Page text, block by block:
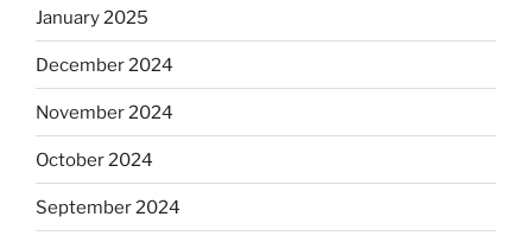
January 2025
December 2024
November 2024
October 2024
September 2024